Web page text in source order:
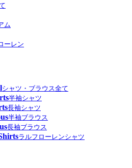
ム
ーレン
シャツ・ブラウス全て
半袖シャツ
長袖シャツ
半袖ブラウス
長袖ブラウス
ラルフローレンシャツ